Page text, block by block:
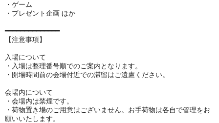
・ゲーム
・プレゼント企画 ほか
━━━━━━━━━━━━━━
【注意事項】
入場について
・入場は整理番号順でのご案内となります。
・開場時間前の会場付近での滞留はご遠慮ください。
会場内について
・会場内は禁煙です。
・荷物置き場のご用意はございません。お手荷物は各自で管理をお
願いいたします。